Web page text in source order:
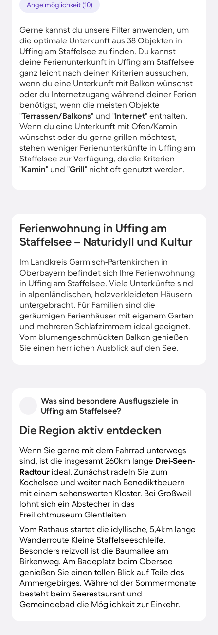
Angelmöglichkeit (10)
Gerne kannst du unsere Filter anwenden, um
die optimale Unterkunft aus 38 Objekten in
Uffing am Staffelsee zu finden. Du kannst
deine Ferienunterkunft in Uffing am Staffelsee
ganz leicht nach deinen Kriterien aussuchen,
wenn du eine Unterkunft mit Balkon wünschst
oder du Internetzugang während deiner Ferien
benötigst, wenn die meisten Objekte
"Terrassen/Balkons" und "Internet" enthalten.
Wenn du eine Unterkunft mit Ofen/Kamin
wünschst oder du gerne grillen möchtest,
stehen weniger Ferienunterkünfte in Uffing am
Staffelsee zur Verfügung, da die Kriterien
"Kamin" und "Grill" nicht oft genutzt werden.
Ferienwohnung in Uffing am
Staffelsee – Naturidyll und Kultur
Im Landkreis Garmisch-Partenkirchen in
Oberbayern befindet sich Ihre Ferienwohnung
in Uffing am Staffelsee. Viele Unterkünfte sind
in alpenländischen, holzverkleideten Häusern
untergebracht. Für Familien sind die
geräumigen Ferienhäuser mit eigenem Garten
und mehreren Schlafzimmern ideal geeignet.
Vom blumengeschmückten Balkon genießen
Sie einen herrlichen Ausblick auf den See.
Was sind besondere Ausflugsziele in
Uffing am Staffelsee?
Die Region aktiv entdecken
Wenn Sie gerne mit dem Fahrrad unterwegs
sind, ist die insgesamt 260km lange Drei-Seen-
Radtour ideal. Zunächst radeln Sie zum
Kochelsee und weiter nach Benediktbeuern
mit einem sehenswerten Kloster. Bei Großweil
lohnt sich ein Abstecher in das
Freilichtmuseum Glentleiten.
Vom Rathaus startet die idyllische, 5,4km lange
Wanderroute Kleine Staffelseeschleife.
Besonders reizvoll ist die Baumallee am
Birkenweg. Am Badeplatz beim Obersee
genießen Sie einen tollen Blick auf Teile des
Ammergebirges. Während der Sommermonate
besteht beim Seerestaurant und
Gemeindebad die Möglichkeit zur Einkehr.